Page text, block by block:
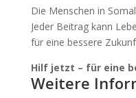
Die Menschen in
Jeder Beitrag kann
für eine bessere
Hilf jetzt – für eine
Weitere